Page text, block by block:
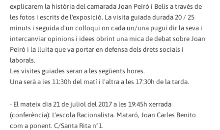
explicarem la història del camarada Joan Peiró i Belis a través de
les fotos i escrits de l'exposició. La visita guiada durada 20 / 25
minuts i seguida d'un col·loqui on cada un/una pugui dir la seva i
intercanviar opinions i idees obrint una mica de debat sobre Joan
Peiró i la lluita que va portar en defensa dels drets socials i
laborals.
Les visites guiades seran a les següents hores.
Una serà a les 11:30h del matí i l'altra a les 17:30h de la tarda.
- El mateix dia 21 de juliol del 2017 a les 19:45h xerrada
(conferència): L'escola Racionalista. Mataró, Joan Carles Benito
com a ponent. C/Santa Rita nº1.